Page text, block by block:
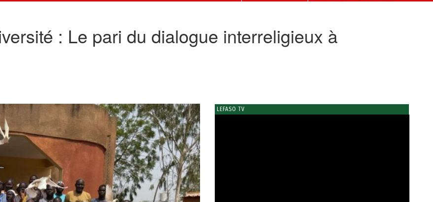
: Le pari du dialogue interreligieux à
LEFASO TV